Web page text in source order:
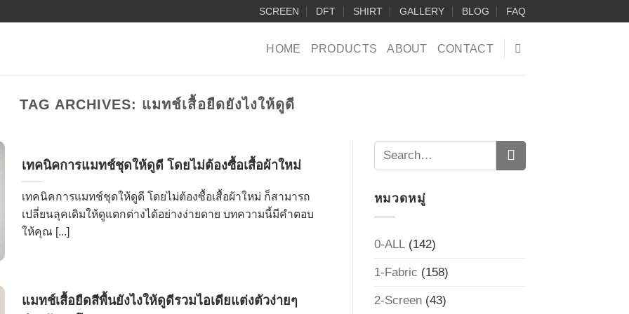
SCREEN DFT SHIRT GALLERY BLOG FAQ
HOME PRODUCTS ABOUT CONTACT
TAG ARCHIVES: แมทช์เสื้อยืดยังไงให้ดูดี
เทคนิคการแมทช์ชุดให้ดูดี โดยไม่ต้องซื้อเสื้อผ้าใหม่
เทคนิคการแมทช์ชุดให้ดูดี โดยไม่ต้องซื้อเสื้อผ้าใหม่ ก็สามารถ
เปลี่ยนลุคเดิมให้ดูแตกต่างได้อย่างง่ายดาย บทความนี้มีคำตอบ
ให้คุณ [...]
แมทช์เสื้อยืดสีพื้นยังไงให้ดูดีรวมไอเดียแต่งตัวง่ายๆ
หมวดหมู่
0-ALL(142)
1-Fabric (158)
2-Screen(43)